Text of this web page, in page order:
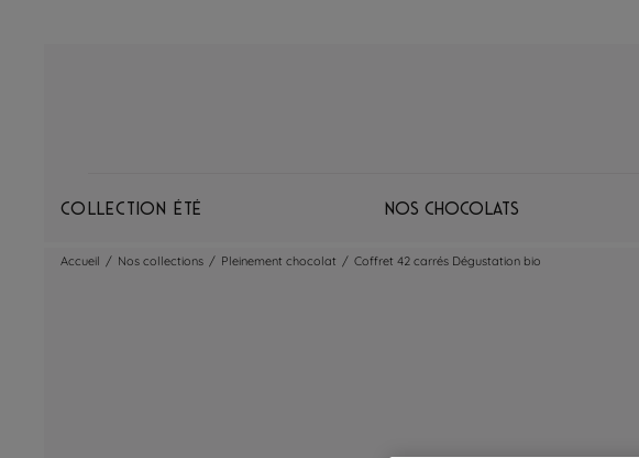
Collection Été Nos chocolats
Accueil / Nos collections / Pleinement chocolat / Coffret 42 carrés Dégustation bio